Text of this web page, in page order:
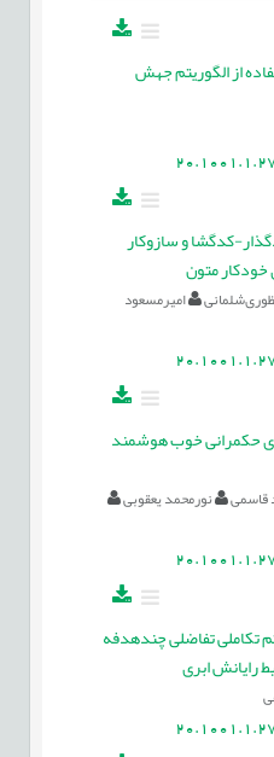
از الگوریتم جهش
کدگشا و سازوکار
متون
امیرمسعود
حکمرانی خوب هوشمند
نورمحمد یعقوبی
تکاملی تفاضلی چندهدفه
ابری